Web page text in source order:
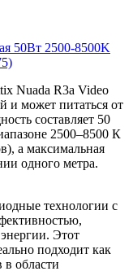
50Вт 2500-8500K
Nuada R3a Video
и может питаться от
составляет 50
2500–8500 К
а максимальная
одного метра.
технологии с
Этот
подходит как
в области